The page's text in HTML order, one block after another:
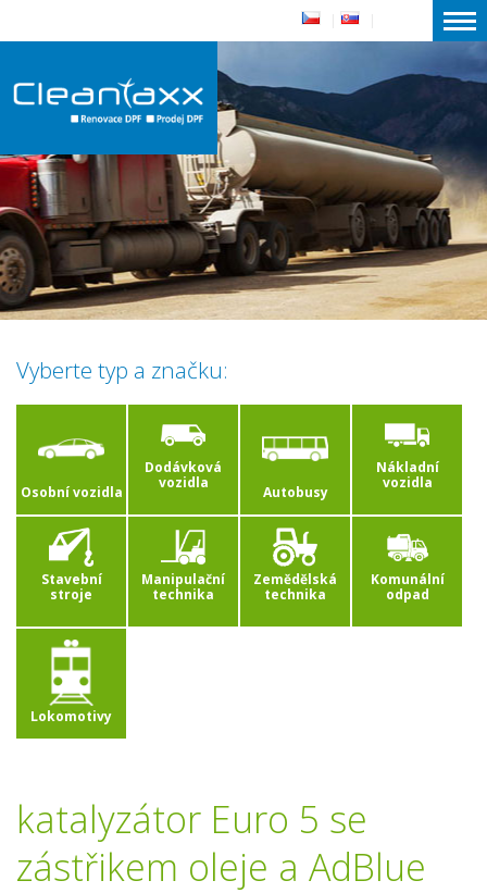
Vyberte typ a značku:
Osobní vozidla
Dodávková
vozidla
Autobusy
Nákladní
vozidla
Stavební
stroje
Manipulační
technika
Zemědělská
technika
Komunální
odpad
Lokomotivy
katalyzátor Euro 5 se
zástřikem oleje a AdBlue